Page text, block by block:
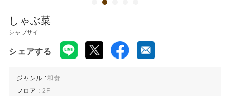
しゃぶ菜
シャブサイ
シェアする
ジャンル :和食
フロア : 2F